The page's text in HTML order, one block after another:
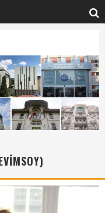
İSTİVAK 2025 Nisan Ayı Yönetim Kurulu Toplantısı
Buluşması
“RUH VE BEDENİN UYANIŞI” konulu etkinliğimizden kareler
SAHNE SANATLARINDA İZ BIRAKAN CUMHURİYET KADINLARI